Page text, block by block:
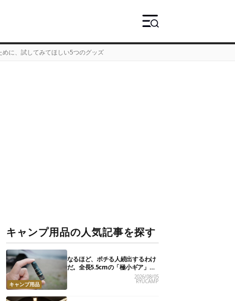
に、試してみてほしい5つのグッズ
キャンプ用品の人気記事を探す
キャンプ用品
なるほど、ポチる人続出するわけ
だ。全長5.5cmの「極小ギア」を
使って分かったほんとの魅力2026/08/05
RYUCAMP